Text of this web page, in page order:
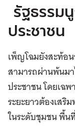
รัฐธรรม
ประชาชน
เพ็ญโฉมยังสะท้อ
สามารถผ่านพ้นม
ประชาชน โดยเฉ
ระยะยาวต้องเสริ
ในระดับชุมชน พื้น